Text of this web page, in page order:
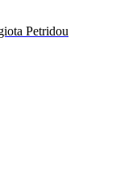
Petridou